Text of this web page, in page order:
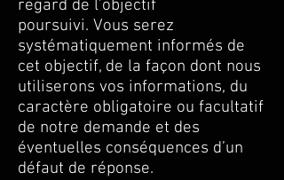
regard de l’objectif
poursuivi. Vous serez
systématiquement informés de
cet objectif, de la façon dont nous
utiliserons vos informations, du
caractère obligatoire ou facultatif
de notre demande et des
éventuelles conséquences d’un
défaut de réponse.